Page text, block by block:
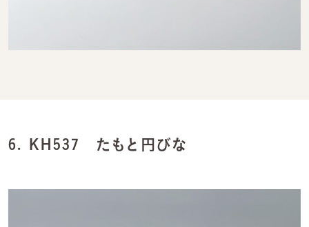
6. KH537 たもと円びな